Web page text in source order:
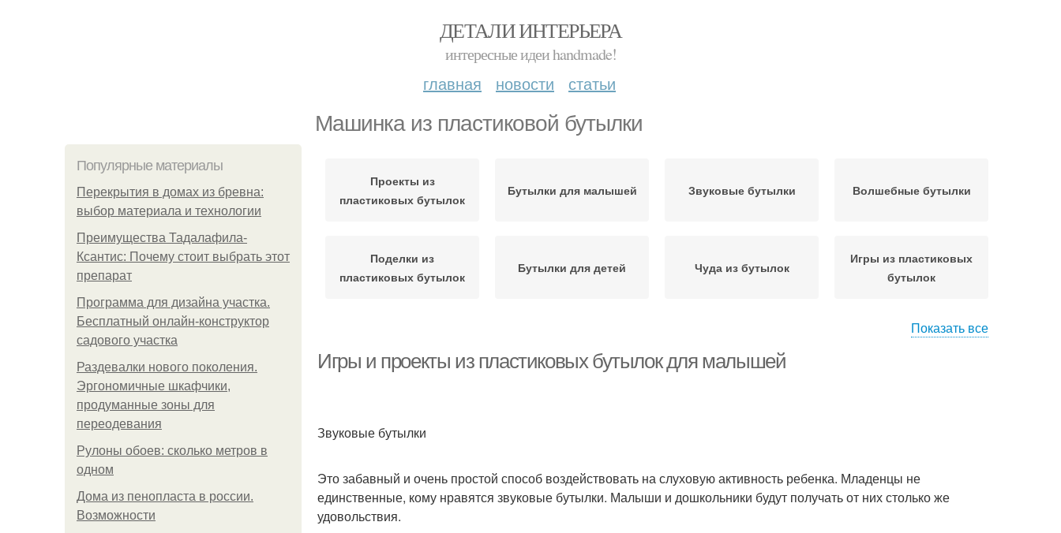
ДЕТАЛИ ИНТЕРЬЕРА
интересные идеи handmade!
главная новости статьи
Машинка из пластиковой бутылки
Популярные материалы
Перекрытия в домах из бревна:
выбор материала и технологии
Преимущества Тадалафила-
Ксантис: Почему стоит выбрать этот
препарат
Программа для дизайна участка.
Бесплатный онлайн-конструктор
садового участка
Раздевалки нового поколения.
Эргономичные шкафчики,
продуманные зоны для
переодевания
Рулоны обоев: сколько метров в
одном
Дома из пенопласта в россии.
Возможности
Проекты из
пластиковых бутылок
Бутылки для малышей Звуковые бутылки Волшебные бутылки
Поделки из
пластиковых бутылок
Бутылки для детей Чуда из бутылок
Игры из пластиковых
бутылок
бутылки
пластиковых крышек
Бутылки для улицы
Показать все
Игры и проекты из пластиковых бутылок для малышей
Звуковые бутылки
Это забавный и очень простой способ воздействовать на слуховую активность ребенка. Младенцы не
единственные, кому нравятся звуковые бутылки. Малыши и дошкольники будут получать от них столько же
удовольствия.